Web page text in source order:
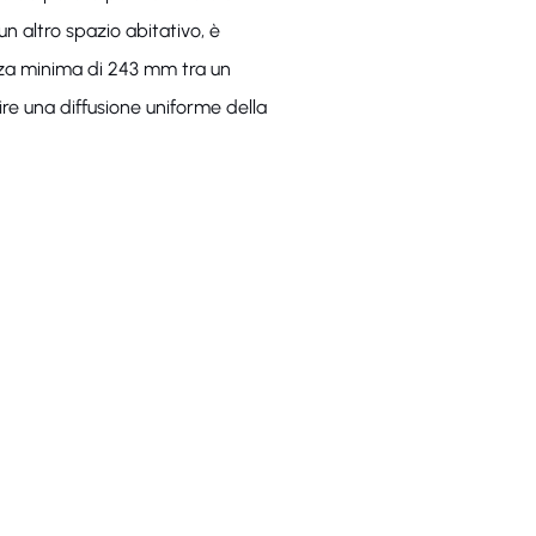
altro spazio abitativo, è
minima di 243 mm tra un
una diffusione uniforme della